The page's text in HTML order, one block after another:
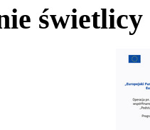
świetlicy